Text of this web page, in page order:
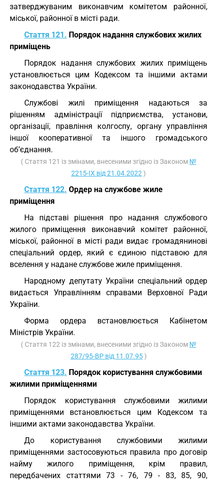
затверджуваним виконавчим комітетом районної,
міської, районної в місті ради.
Стаття 121. Порядок надання службових жилих
приміщень
Порядок надання службових жилих приміщень
установлюється цим Кодексом та іншими актами
законодавства України.
Службові жилі приміщення надаються за
рішенням адміністрації підприємства, установи,
організації, правління колгоспу, органу управління
іншої кооперативної та іншого громадського
об’єднання.
( Стаття 121 із змінами, внесеними згідно із Законом №
2215-IX від 21.04.2022 )
Стаття 122. Ордер на службове жиле
приміщення
На підставі рішення про надання службового
жилого приміщення виконавчий комітет районної,
міської, районної в місті ради видає громадянинові
спеціальний ордер, який є єдиною підставою для
вселення у надане службове жиле приміщення.
Народному депутату України спеціальний ордер
видається Управлінням справами Верховної Ради
України.
Форма ордера встановлюється Кабінетом
Міністрів України.
( Стаття 122 із змінами, внесеними згідно із Законом №
287/95-ВР від 11.07.95)
Стаття 123. Порядок користування службовими
жилими приміщеннями
Порядок користування службовими жилими
приміщеннями встановлюється цим Кодексом та
іншими актами законодавства України.
До користування службовими жилими
приміщеннями застосовуються правила про договір
найму жилого приміщення, крім правил,
передбачених статтями 73 - 76, 79 - 83, 85, 90,